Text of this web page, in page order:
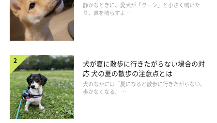
「飼ってすぐの生後2カ月くらい〜5カ月くらいまで。トイ
レトレーニング中、ケージで生活してる間、トイレトレー
で寝ていました。ベッドが気に入らなかったのかな？」
「我が家に来てから、生後5カ月ごろまで。自分の排泄し
たニオイがするので安心感があるのかな？と思ってまし
た」
「生後3カ月のころはキレイにトレーの上に収まって寝て
ました」
静かなときに、愛犬が「クーン」と小さく鳴いた
り、鼻を鳴らすよ …
犬が夏に散歩に行きたがらない場合の対
応 犬の夏の散歩の注意点とは
犬のなかには『夏になると散歩に行きたがらない、
歩かなくなる』 …